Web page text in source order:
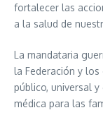
fortalecer las
a la salud de
La mandataria
la Federación y
público, universal
médica para las